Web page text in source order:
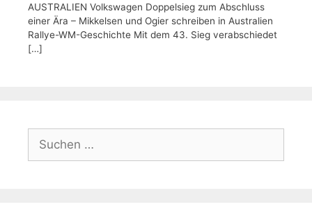
AUSTRALIEN Volkswagen Doppelsieg zum Abschluss
einer Ära – Mikkelsen und Ogier schreiben in Australien
Rallye-WM-Geschichte Mit dem 43. Sieg verabschiedet
[…]
nach: